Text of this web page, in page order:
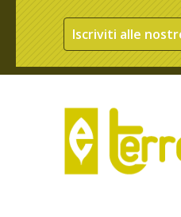
Iscriviti alle